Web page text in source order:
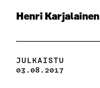
Henri Karjalainen
JULKAISTU
03.08.2017